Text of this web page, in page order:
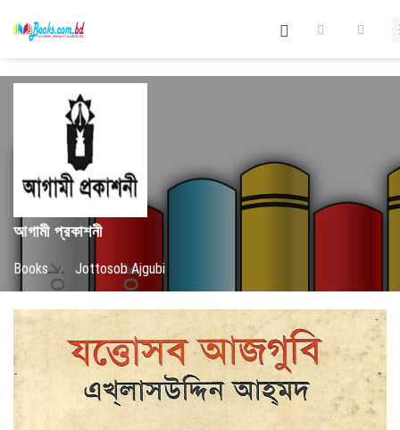
আগামী প্রকাশনী
Books / Jottosob Ajgubi